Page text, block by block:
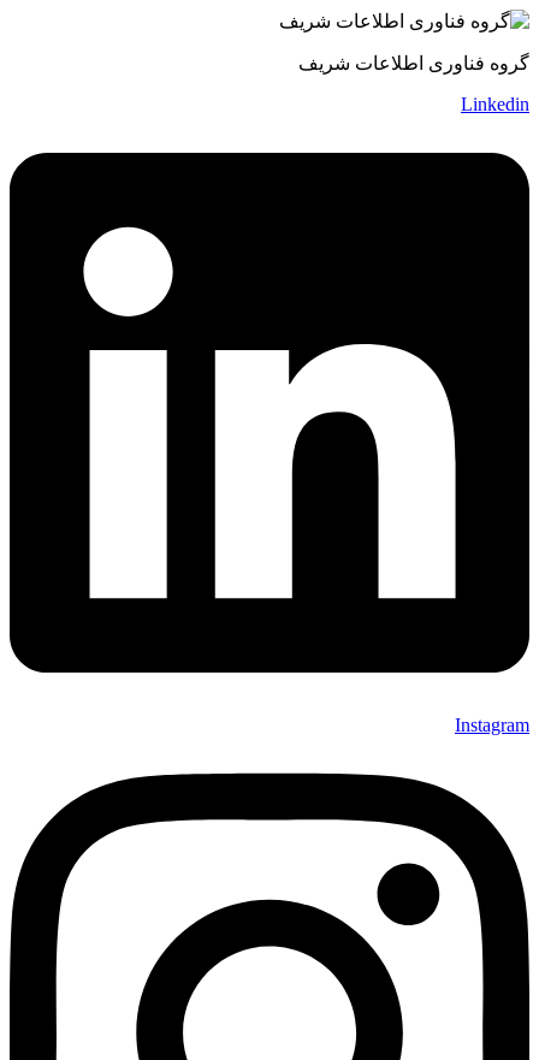
گروه فناوری اطلاعات شریف
Linkedin
Instagram